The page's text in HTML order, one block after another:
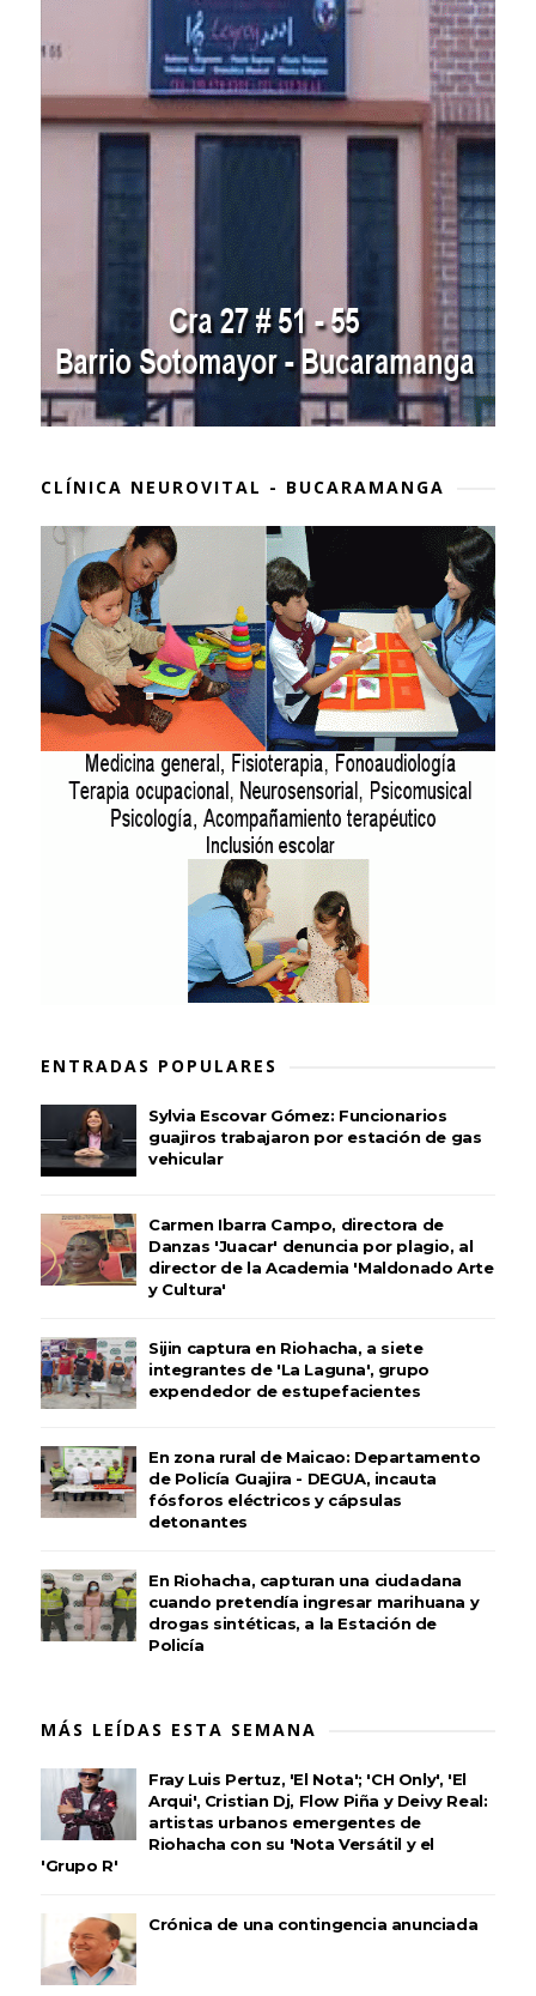
CLÍNICA NEUROVITAL - BUCARAMANGA
ENTRADAS POPULARES
Sylvia Escovar Gómez: Funcionarios
guajiros trabajaron por estación de gas
vehicular
Carmen Ibarra Campo, directora de
Danzas 'Juacar' denuncia por plagio, al
director de la Academia 'Maldonado Arte
y Cultura'
Sijin captura en Riohacha, a siete
integrantes de 'La Laguna', grupo
expendedor de estupefacientes
En zona rural de Maicao: Departamento
de Policía Guajira - DEGUA, incauta
fósforos eléctricos y cápsulas
detonantes
En Riohacha, capturan una ciudadana
cuando pretendía ingresar marihuana y
drogas sintéticas, a la Estación de
Policía
MÁS LEÍDAS ESTA SEMANA
Fray Luis Pertuz, 'El Nota'; 'CH Only', 'El
Arqui', Cristian Dj, Flow Piña y Deivy Real:
artistas urbanos emergentes de
Riohacha con su 'Nota Versátil y el
'Grupo R'
Crónica de una contingencia anunciada